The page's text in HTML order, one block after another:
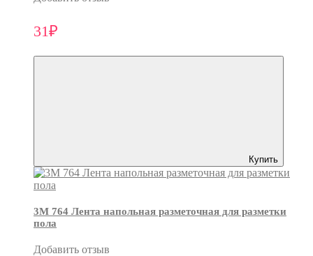
31₽
Купить
3M 764 Лента напольная разметочная для разметки
пола
Добавить отзыв